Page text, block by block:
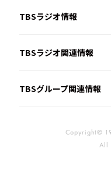
TBSラジオ情報
TBSラジオ関連情報
TBSグループ関連情報
Copyright©
All